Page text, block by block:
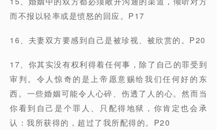
而不报以轻率或是愤怒的回应。P17
16、夫妻双方要感到自己是被珍视、被欣赏的。P20
17、你其实没有权利得着任何事，除了自己的罪受到
审判。令人惊奇的是上帝愿意赐给我们任何好的东
西。一些婚姻可能令人心碎、伤透了人的心。然而当
你看到自己是个罪人、只配得地狱，你肯定也会承
认：我所获得的，超过了我所配得的。P20